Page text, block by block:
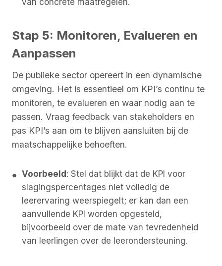
van concrete maatregelen.
Stap 5: Monitoren, Evalueren en
Aanpassen
De publieke sector opereert in een dynamische
omgeving. Het is essentieel om KPI’s continu te
monitoren, te evalueren en waar nodig aan te
passen. Vraag feedback van stakeholders en
pas KPI’s aan om te blijven aansluiten bij de
maatschappelijke behoeften.
Voorbeeld : Stel dat blijkt dat de KPI voor
slagingspercentages niet volledig de
leerervaring weerspiegelt; er kan dan een
aanvullende KPI worden opgesteld,
bijvoorbeeld over de mate van tevredenheid
van leerlingen over de leerondersteuning.